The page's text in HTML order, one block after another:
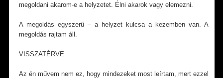
megoldani akarom-e a helyzetet. Élni akarok vagy elemezni.
A megoldás egyszerű – a helyzet kulcsa a kezemben van. A
megoldás rajtam áll.
VISSZATÉRVE
Az én művem nem ez, hogy mindezeket most leírtam, mert ezzel